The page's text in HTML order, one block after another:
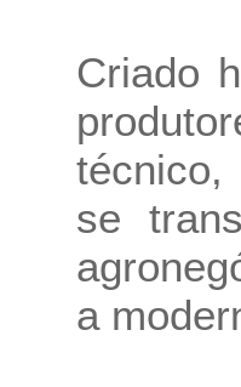
Criado
técnico,
se
a